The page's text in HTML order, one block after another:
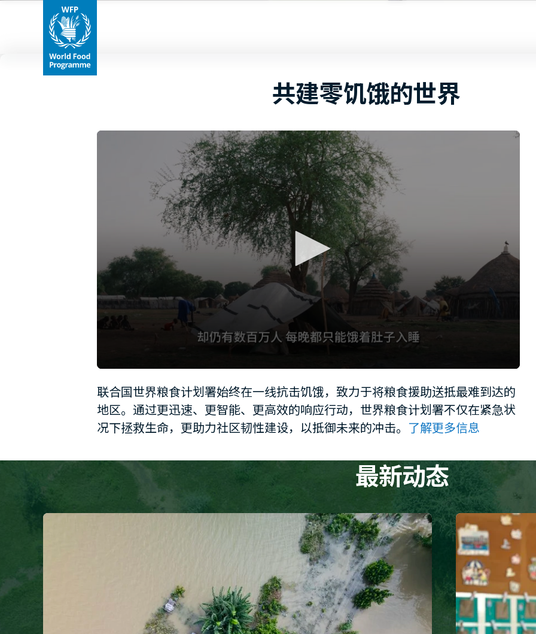
共建零饥饿的世界
of
minute,
12
secondsVolume
联合国世界粮食计划署始终在一线抗击饥饿，致力于将粮食援助送抵最难到达的
地区。通过更迅速、更智能、更高效的响应行动，世界粮食计划署不仅在紧急状
况下拯救生命，更助力社区韧性建设，以抵御未来的冲击。 了解更多信息
最新动态